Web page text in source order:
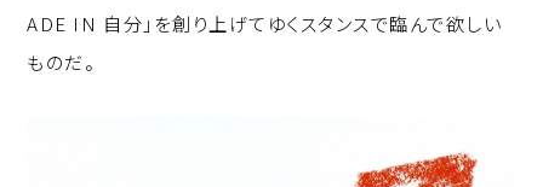
ADE IN 自分」を創り上げてゆくスタンスで臨んで欲しい
ものだ。